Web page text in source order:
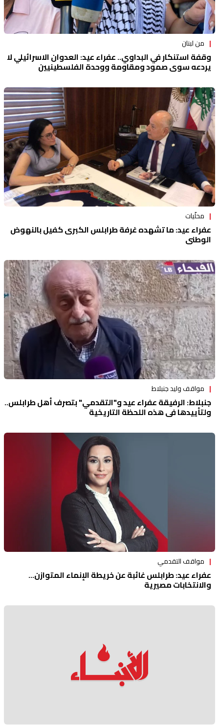
من لبنان
وقفة استنكار في البداوي.. عفراء عيد: العدوان الاسرائيلي لا
يردعه سوى صمود ومقاومة ووحدة الفلسطينيين
محلّيات
عفراء عيد: ما تشهده غرفة طرابلس الكبرى كفيل بالنهوض
الوطني
مواقف وليد جنبلاط
جنبلاط: الرفيقة عفراء عيد و"التقدمي" بتصرف أهل طرابلس..
ولتأييدها في هذه اللحظة التاريخية
مواقف التقدمي
عفراء عيد: طرابلس غائبة عن خريطة الإنماء المتوازن...
والانتخابات مصيرية